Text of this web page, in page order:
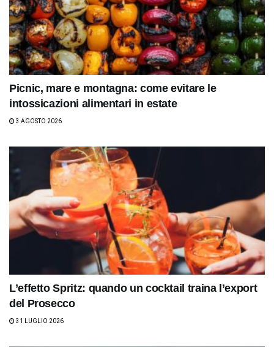
Picnic, mare e montagna: come evitare le
intossicazioni alimentari in estate
3 AGOSTO 2026
L’effetto Spritz: quando un cocktail traina l’export
del Prosecco
31 LUGLIO 2026